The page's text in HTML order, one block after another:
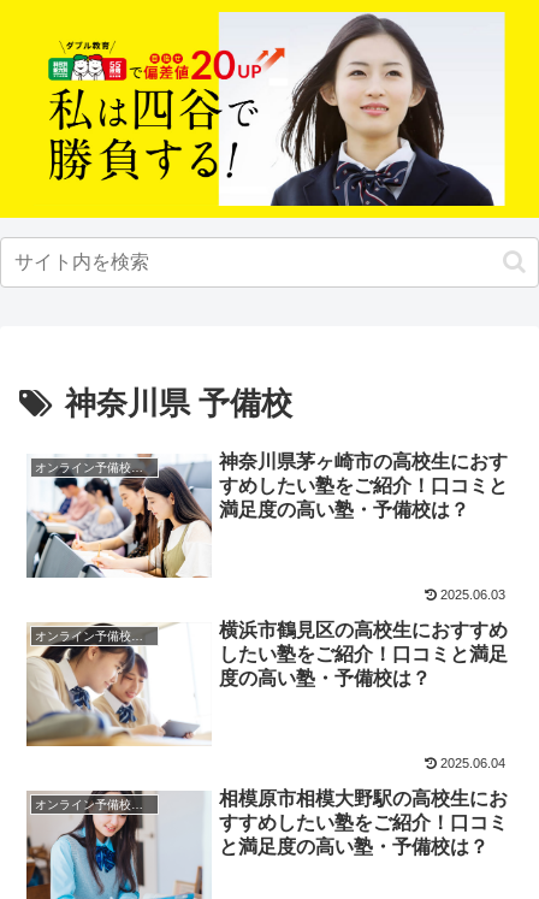
神奈川県 予備校
オンライン予備校・塾の活用法
神奈川県茅ヶ崎市の高校生におす
すめしたい塾をご紹介！口コミと
満足度の高い塾・予備校は？
2025.06.03
横浜市鶴見区の高校生におすすめ
したい塾をご紹介！口コミと満足
度の高い塾・予備校は？
2025.06.04
オンライン予備校・塾の活用法
相模原市相模大野駅の高校生にお
すすめしたい塾をご紹介！口コミ
と満足度の高い塾・予備校は？